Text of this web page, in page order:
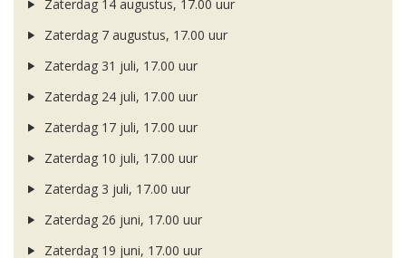
Zaterdag 14 augustus, 17.00 uur
Zaterdag 7 augustus, 17.00 uur
Zaterdag 31 juli, 17.00 uur
Zaterdag 24 juli, 17.00 uur
Zaterdag 17 juli, 17.00 uur
Zaterdag 10 juli, 17.00 uur
Zaterdag 3 juli, 17.00 uur
Zaterdag 26 juni, 17.00 uur
Zaterdag 19 juni, 17.00 uur